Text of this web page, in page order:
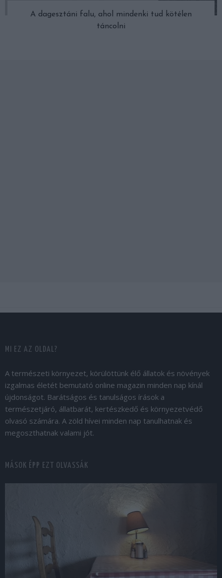
A dagesztáni falu, ahol mindenki tud kötélen
táncolni
MI EZ AZ OLDAL?
A természeti környezet, körülöttünk élő állatok és növények
izgalmas életét bemutató online magazin minden nap kínál
újdonságot. Barátságos és tanulságos írások a
természetjáró, állatbarát, kertészkedő és környezetvédő
olvasó számára. A zöld hívei minden nap tanulhatnak és
megoszthatnak valami jót.
MÁSOK ÉPP EZT OLVASSÁK